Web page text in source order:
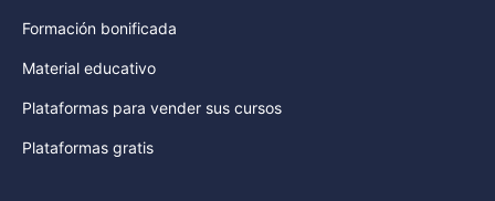
Formación bonificada
Material educativo
Plataformas para vender sus cursos
Plataformas gratis